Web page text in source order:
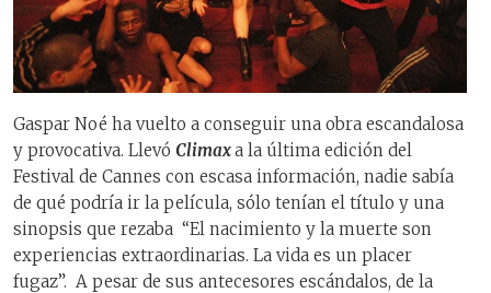
Gaspar Noé ha vuelto a conseguir una obra escandalosa
y provocativa. Llevó Climaxa la última edición del
Festival de Cannes con escasa información, nadie sabía
de qué podría ir la película, sólo tenían el título y una
sinopsis que rezaba “El nacimiento y la muerte son
experiencias extraordinarias. La vida es un placer
fugaz”. A pesar de sus antecesores escándalos, de la